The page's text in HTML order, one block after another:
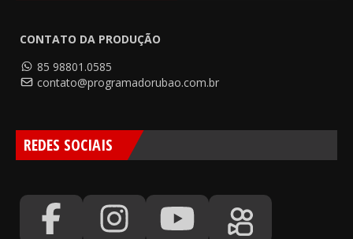
CONTATO DA PRODUÇÃO
85 98801.0585
contato@programadorubao.com.br
REDES SOCIAIS